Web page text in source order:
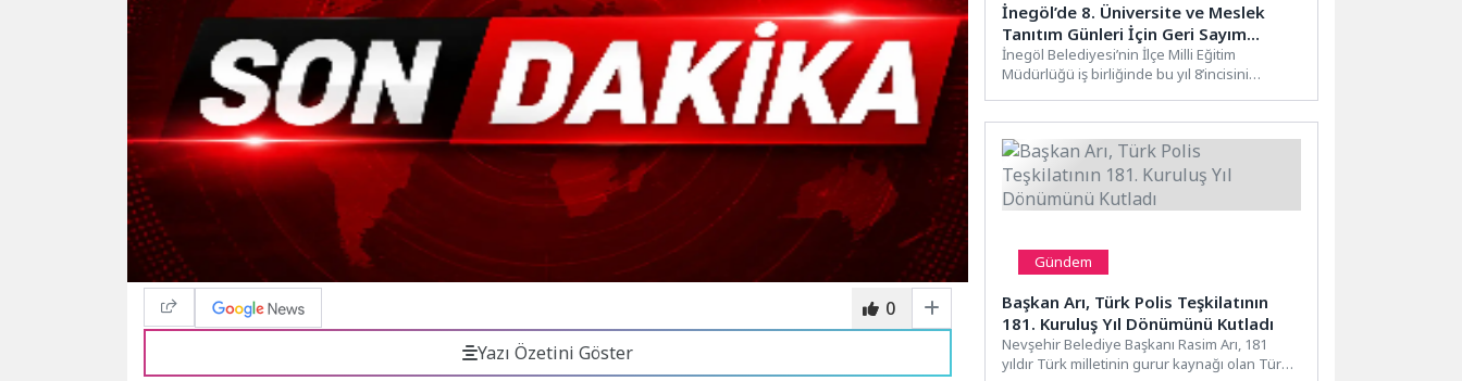
0
Yazı Özetini Göster
İnegöl’de 8. Üniversite ve Meslek
Tanıtım Günleri İçin Geri Sayım
Başladı
İnegöl Belediyesi’nin İlçe Milli Eğitim
Müdürlüğü iş birliğinde bu yıl 8’incisini
Gündem
Başkan Arı, Türk Polis Teşkilatının
181. Kuruluş Yıl Dönümünü Kutladı
Nevşehir Belediye Başkanı Rasim Arı, 181
yıldır Türk milletinin gurur kaynağı olan Türk